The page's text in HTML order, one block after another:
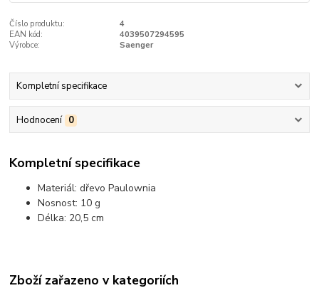
Číslo produktu:
4
EAN kód:
4039507294595
Výrobce:
Saenger
Kompletní specifikace
Hodnocení 0
Kompletní specifikace
Materiál: dřevo Paulownia
Nosnost: 10 g
Délka: 20,5 cm
Zboží zařazeno v kategoriích